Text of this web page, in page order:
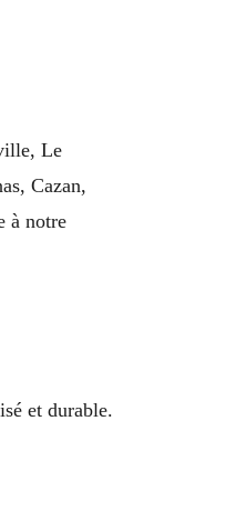
Le
Cazan,
à notre
et durable.